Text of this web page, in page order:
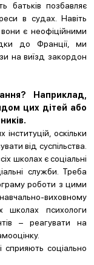
батьків позбавляє
в судах. Навіть
є неофіційними
до Франції, ми
на виїзд закордон
Наприклад,
цих дітей або
оскільки
від суспільства.
школах є соціальні
служби. Треба
роботи з цими
виховному
психологи
– реагувати на
сприяють соціально